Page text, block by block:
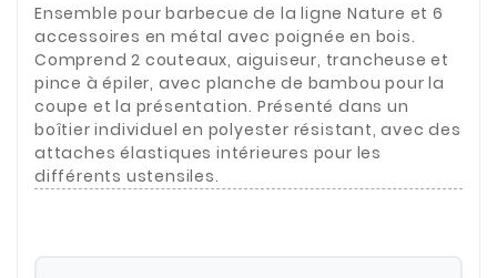
Ensemble pour barbecue de la ligne Nature et 6
accessoires en métal avec poignée en bois.
Comprend 2 couteaux, aiguiseur, trancheuse et
pince à épiler, avec planche de bambou pour la
coupe et la présentation. Présenté dans un
boîtier individuel en polyester résistant, avec des
attaches élastiques intérieures pour les
différents ustensiles.